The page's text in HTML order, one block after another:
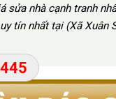
sửa nhà cạnh tranh
tín nhất tại (Xã Xuân